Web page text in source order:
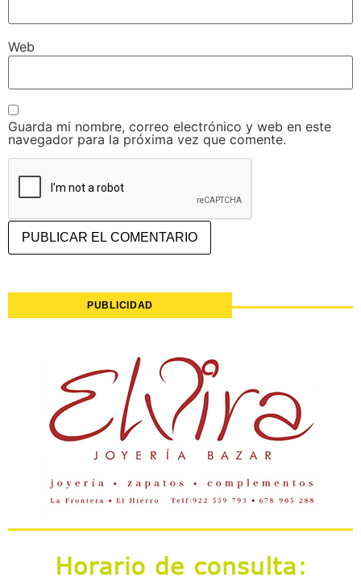
Web
Guarda mi nombre, correo electrónico y web en este
navegador para la próxima vez que comente.
PUBLICIDAD